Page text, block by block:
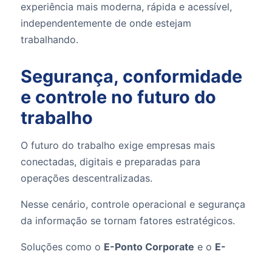
experiência mais moderna, rápida e acessível,
independentemente de onde estejam
trabalhando.
Segurança, conformidade
e controle no futuro do
trabalho
O futuro do trabalho exige empresas mais
conectadas, digitais e preparadas para
operações descentralizadas.
Nesse cenário, controle operacional e segurança
da informação se tornam fatores estratégicos.
Soluções como o E-Ponto Corporate e o E-